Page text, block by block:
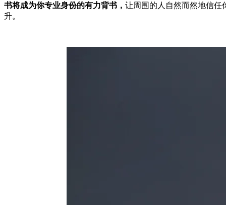
书将成为你专业身份的有力背书， 让周围的人自然而然地信任
升。